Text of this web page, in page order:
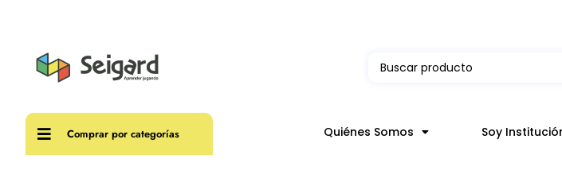
Comprar por categorías Quiénes Somos Soy